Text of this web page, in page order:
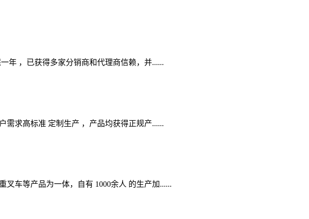
年 ，已获得多家分销商和代理商信赖，并......
需求高标准 定制生产 ，产品均获得正规产......
车等产品为一体，自有 1000余人 的生产加......